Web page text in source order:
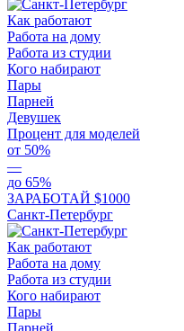
Как работают
Работа на дому
Работа из студии
Кого набирают
Пары
Парней
Девушек
Процент для моделей
от 50%
—
до 65%
ЗАРАБОТАЙ $1000
Санкт-Петербург
Как работают
Работа на дому
Работа из студии
Кого набирают
Пары